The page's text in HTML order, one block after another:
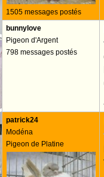
1505 messages postés
bunnylove
Pigeon d'Argent
798 messages postés
patrick24
Modéna
Pigeon de Platine